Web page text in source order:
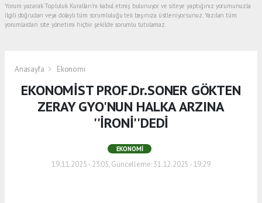
Yorum yazarak Topluluk Kuralları’nı kabul etmiş bulunuyor ve siteye yaptığınız yorumunuzla
ilgili doğrudan veya dolaylı tüm sorumluluğu tek başınıza üstleniyorsunuz. Yazılan tüm
yorumlardan site yönetimi hiçbir şekilde sorumlu tutulamaz.
Anasayfa Ekonomi
EKONOMİST PROF.Dr.SONER GÖKTEN
ZERAY GYO'NUN HALKA ARZINA
''İRONİ''DEDİ
EKONOMI
19.11.2025 - 23:05, Güncelleme: 31.12.2025 - 19:29